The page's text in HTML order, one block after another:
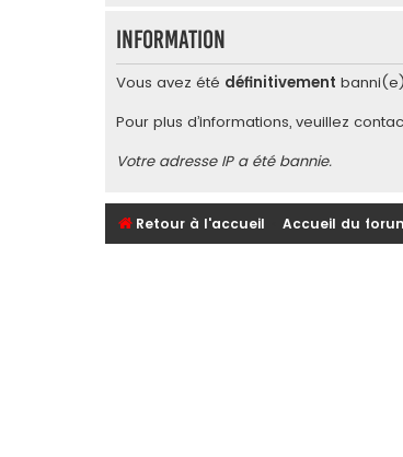
Information
Vous avez été définitivement
Pour plus d’informations, veuillez
Votre adresse IP a été bannie.
Retour à l'accueil Accueil du